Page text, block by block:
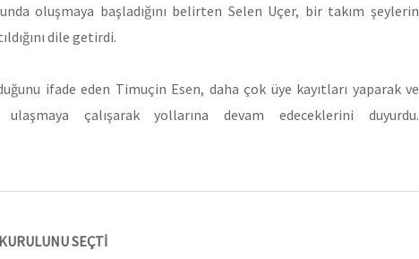
oluşmaya başladığını belirten Selen Uçer, bir takım şeylerin
dile getirdi.
ifade eden Timuçin Esen, daha çok üye kayıtları yaparak ve
çalışarak yollarına devam edeceklerini duyurdu.
SEÇTİ